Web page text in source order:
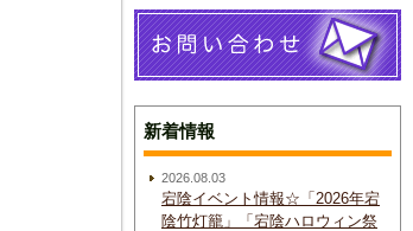
新着情報
2026.08.03
宕陰イベント情報☆「2026年宕
陰竹灯籠」「宕陰ハロウィン祭